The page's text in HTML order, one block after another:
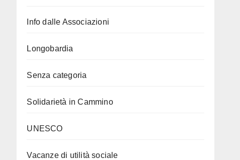
Info dalle Associazioni
Longobardia
Senza categoria
Solidarietà in Cammino
UNESCO
Vacanze di utilità sociale